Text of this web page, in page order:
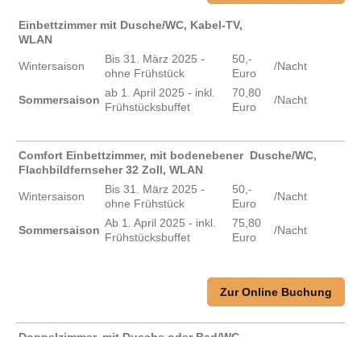
Einbettzimmer mit Dusche/WC, Kabel-TV,
WLAN
Wintersaison
Bis 31. März 2025 -
ohne Frühstück
50,-
Euro
/Nacht
Sommersaison
ab 1. April 2025 - inkl.
Frühstücksbuffet
70,80
Euro
/Nacht
Comfort Einbettzimmer, mit bodenebener Dusche/WC,
Flachbildfernseher 32 Zoll, WLAN
Wintersaison
Bis 31. März 2025 -
ohne Frühstück
50,-
Euro
/Nacht
Sommersaison
Ab 1. April 2025 - inkl.
Frühstücksbuffet
75,80
Euro
/Nacht
Zur Online Buchung